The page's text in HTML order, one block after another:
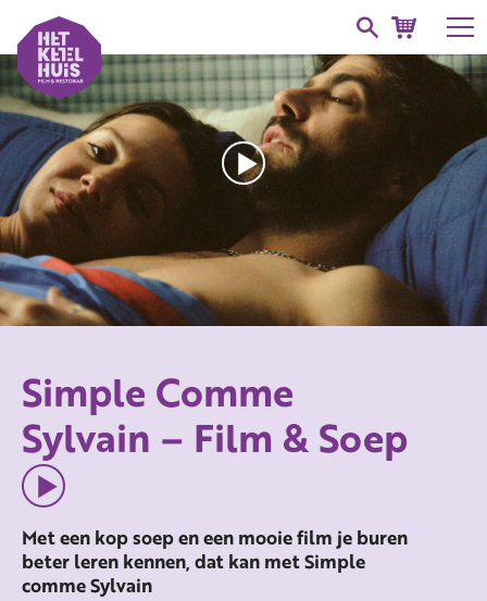
Simple Comme
Sylvain – Film & Soep
Met een kop soep en een mooie film je buren
beter leren kennen, dat kan met Simple
comme Sylvain